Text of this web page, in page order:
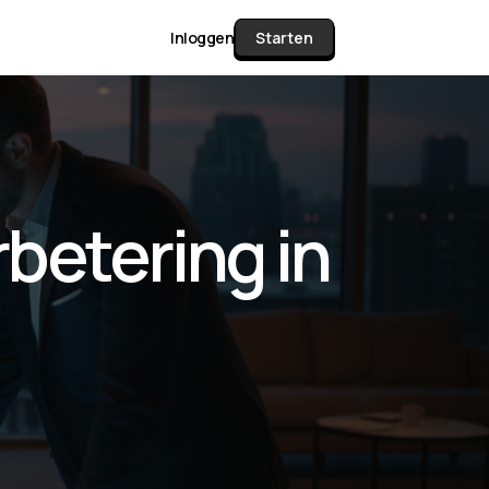
Matrix
alle pakketten en mogelijkheden
documenten verzamelen en facturen
tot controleren, boeken, bank
& klant dashboard.
Inloggen Starten
in